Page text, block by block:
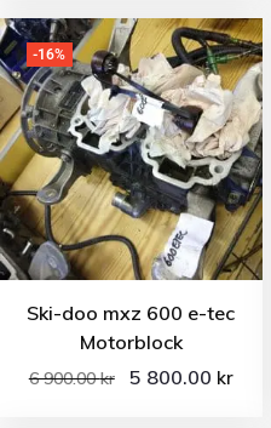
-16%
Ski-doo mxz 600 e-tec
Motorblock
6 900.00kr 5 800.00 kr